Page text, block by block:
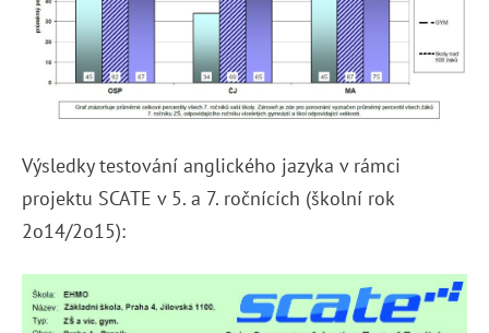
Výsledky testování anglického jazyka v rámci
projektu SCATE v 5. a 7. ročnících (školní rok
2o14/2o15):